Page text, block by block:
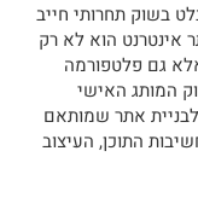
בשוק תחרותי חייב
אינטרנט הוא לא רק
גם פלטפורמה
המותג האישי
אתר שמותאם
התוכן, העיצוב